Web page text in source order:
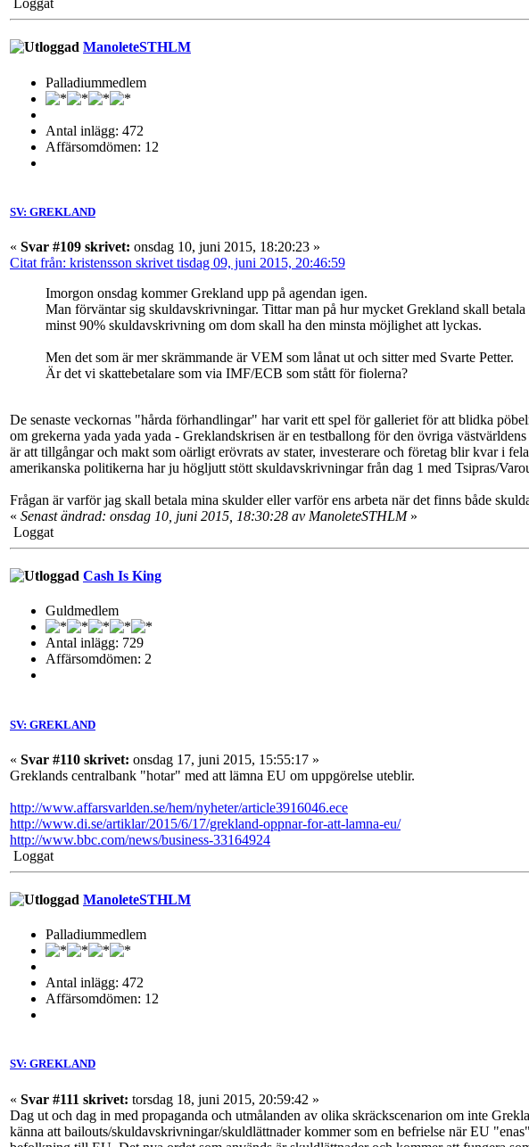
Loggat
ManoleteSTHLM
Palladiummedlem
Antal inlägg: 472
Affärsomdömen: 12
SV: GREKLAND
« Svar #109 skrivet: onsdag 10, juni 2015, 18:20:23 »
Citat från: kristensson skrivet tisdag 09, juni 2015, 20:46:59
Imorgon onsdag kommer Grekland upp på agendan igen.
Man förväntar sig skuldavskrivningar. Tittar man på hur mycket Grekland skall
minst 90% skuldavskrivning om dom skall ha den minsta möjlighet att lyckas.
Men det som är mer skrämmande är VEM som lånat ut och sitter med Svarte Petter.
Är det vi skattebetalare som via IMF/ECB som stått för fiolerna?
De senaste veckornas "hårda förhandlingar" har varit ett spel för galleriet för att blidka
om grekerna yada yada yada - Greklandskrisen är en testballong för den övriga
är att tillgångar och makt som oärligt erövrats av stater, investerare och företag blir kvar i
amerikanska politikerna har ju högljutt stött skuldavskrivningar från dag 1 med Tsipras/
Frågan är varför jag skall betala mina skulder eller varför ens arbeta när det finns både
« Senast ändrad: onsdag 10, juni 2015, 18:30:28 av ManoleteSTHLM»
Loggat
Cash Is King
Guldmedlem
Antal inlägg: 729
Affärsomdömen: 2
SV: GREKLAND
« Svar #110 skrivet: onsdag 17, juni 2015, 15:55:17 »
Greklands centralbank "hotar" med att lämna EU om uppgörelse uteblir.
http://www.affarsvarlden.se/hem/nyheter/article3916046.ece
http://www.di.se/artiklar/2015/6/17/grekland-oppnar-for-att-lamna-eu/
http://www.bbc.com/news/business-33164924
Loggat
ManoleteSTHLM
Palladiummedlem
Antal inlägg: 472
Affärsomdömen: 12
SV: GREKLAND
« Svar #111 skrivet: torsdag 18, juni 2015, 20:59:42 »
Dag ut och dag in med propaganda och utmålanden av olika skräckscenarion om inte
känna att bailouts/skuldavskrivningar/skuldlättnader kommer som en befrielse när EU